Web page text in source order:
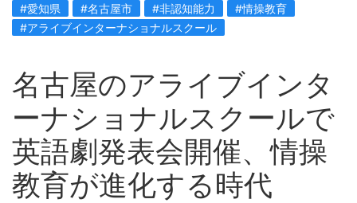
#愛知県 #名古屋市 #非認知能力
#情操教育
#アライブインターナショナルスクール
名古屋のアライブインタ
ーナショナルスクールで
英語劇発表会開催、情操
教育が進化する時代